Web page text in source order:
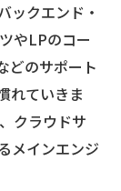
ックエンド・
やLPのコー
どのサポート
れていきま
クラウドサ
メインエンジ